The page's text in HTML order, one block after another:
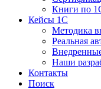
Книги по
Кейсы 1С
Методика
Реальная
Наши
Контакты
Поиск